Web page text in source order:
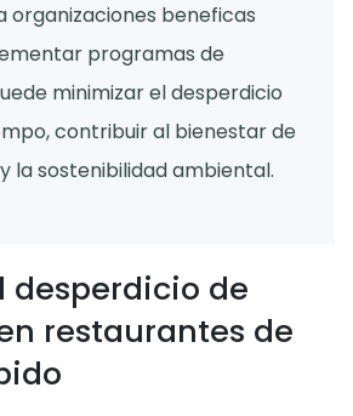
organizaciones beneficas
programas de
minimizar el desperdicio
contribuir al bienestar de
la sostenibilidad ambiental.
desperdicio de
restaurantes de